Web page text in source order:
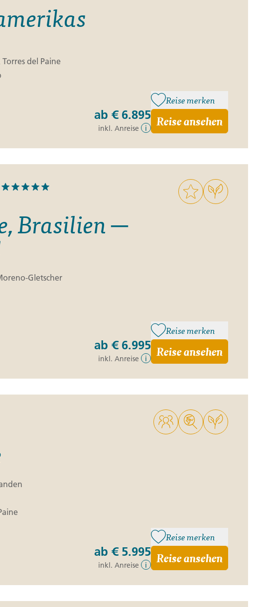
del Paine
ab € 6.895
inkl. Anreise i
Reise merken
Reise ansehen
Brasilien ─
Gletscher
ab € 6.995
inkl. Anreise i
Reise merken
Reise ansehen
ab € 5.995
inkl. Anreise i
Reise merken
Reise ansehen